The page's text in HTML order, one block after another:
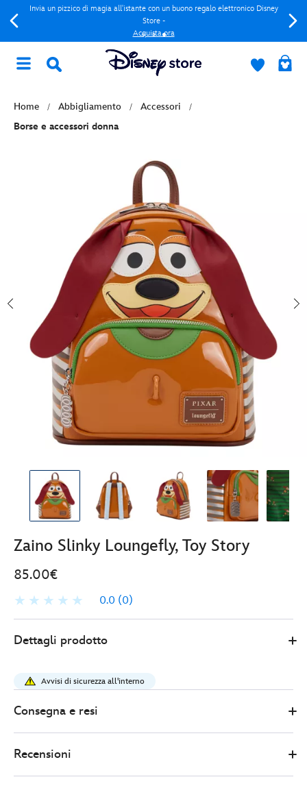
Invia un pizzico di magia all'istante con un buono regalo elettronico Disney
Store -
Acquista ora
Home Abbigliamento
Accessori
Borse e accessori donna
Zaino Slinky Loungefly, Toy Story
85.00€
0.0 (0)
85.00
slinky-
loungefly-
toy-
http://schema.org/InStock
Dettagli prodotto
Avvisi di sicurezza all'interno
Consegna e resi
Recensioni